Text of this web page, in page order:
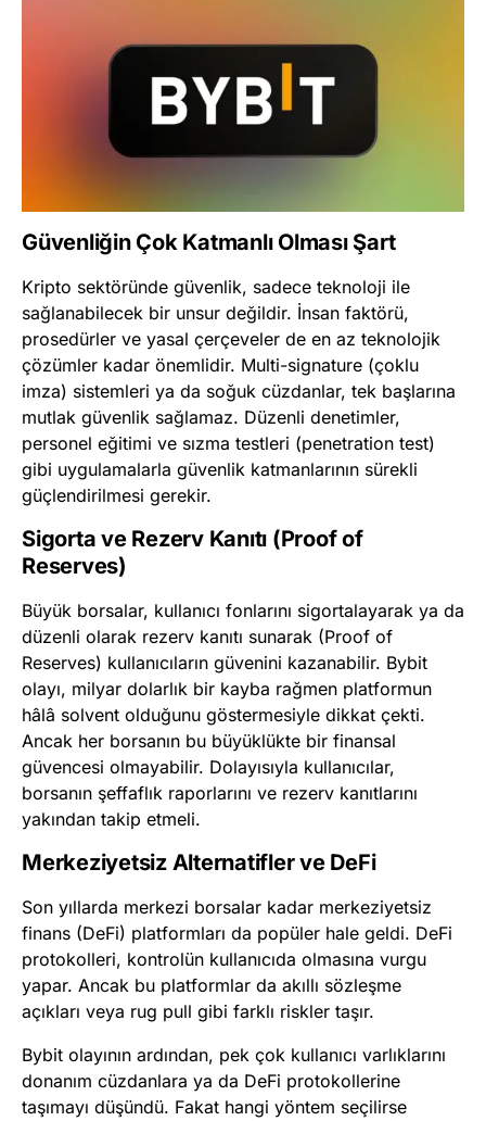
Güvenliğin Çok Katmanlı Olması Şart
Kripto sektöründe güvenlik, sadece teknoloji ile
sağlanabilecek bir unsur değildir. İnsan faktörü,
prosedürler ve yasal çerçeveler de en az teknolojik
çözümler kadar önemlidir. Multi-signature (çoklu
imza) sistemleri ya da soğuk cüzdanlar, tek başlarına
mutlak güvenlik sağlamaz. Düzenli denetimler,
personel eğitimi ve sızma testleri (penetration test)
gibi uygulamalarla güvenlik katmanlarının sürekli
güçlendirilmesi gerekir.
Sigorta ve Rezerv Kanıtı (Proof of
Reserves)
Büyük borsalar, kullanıcı fonlarını sigortalayarak ya da
düzenli olarak rezerv kanıtı sunarak (Proof of
Reserves) kullanıcıların güvenini kazanabilir. Bybit
olayı, milyar dolarlık bir kayba rağmen platformun
hâlâ solvent olduğunu göstermesiyle dikkat çekti.
Ancak her borsanın bu büyüklükte bir finansal
güvencesi olmayabilir. Dolayısıyla kullanıcılar,
borsanın şeffaflık raporlarını ve rezerv kanıtlarını
yakından takip etmeli.
Merkeziyetsiz Alternatifler ve DeFi
Son yıllarda merkezi borsalar kadar merkeziyetsiz
finans (DeFi) platformları da popüler hale geldi. DeFi
protokolleri, kontrolün kullanıcıda olmasına vurgu
yapar. Ancak bu platformlar da akıllı sözleşme
açıkları veya rug pull gibi farklı riskler taşır.
Bybit olayının ardından, pek çok kullanıcı varlıklarını
donanım cüzdanlara ya da DeFi protokollerine
taşımayı düşündü. Fakat hangi yöntem seçilirse